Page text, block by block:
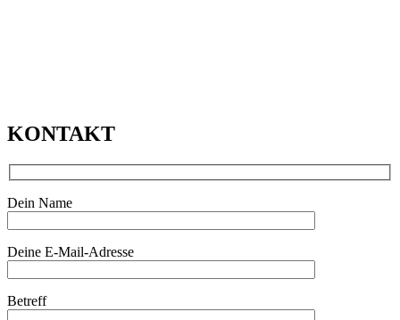
KONTAKT
Dein Name
Deine E-Mail-Adresse
Betreff